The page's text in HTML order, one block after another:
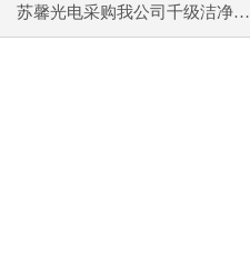
苏馨光电采购我公司千级洁净棚普通工作台一批（7月07日）已顺利交货